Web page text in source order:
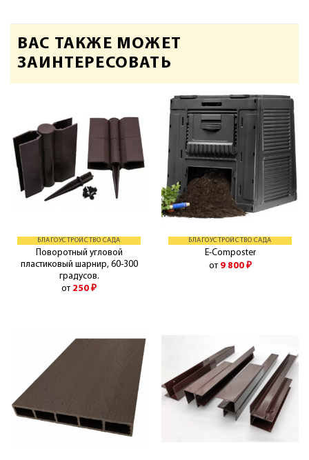
ВАС ТАКЖЕ МОЖЕТ
ЗАИНТЕРЕСОВАТЬ
БЛАГОУСТРОЙСТВО САДА
Поворотный угловой
пластиковый шарнир, 60-300
градусов.
от 250 ₽
БЛАГОУСТРОЙСТВО САДА
E-Composter
от 9 800 ₽